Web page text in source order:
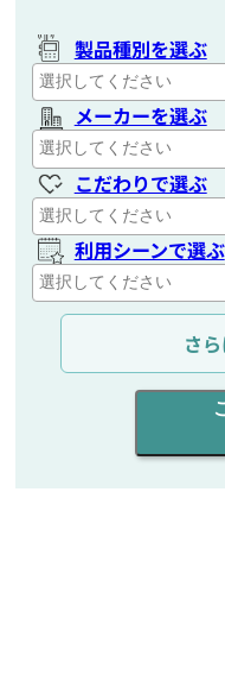
製品種別を選ぶ
メーカーを選ぶ
こだわりで選ぶ
利用シーンで選ぶ
通信距離を選ぶ
出力を選ぶ
同時通話人数を
さ